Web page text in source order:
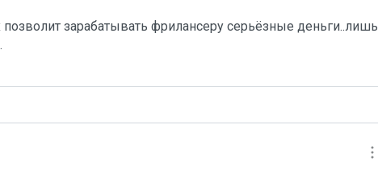
зарабатывать фрилансеру серьёзные деньги..лишь